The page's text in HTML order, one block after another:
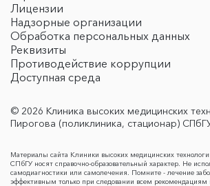
Лицензии
Надзорные организации
Обработка персональных данных
Реквизиты
Противодействие коррупции
Доступная среда
© 2026 Клиника высоких медицинских
Пирогова (поликлиника, стационар)
Материалы сайта Клиники высоких медицинских
СПбГУ носят справочно-образовательный характер. Не
самодиагностики или самолечения. Помните - лечение
эффективным только при следовании всем